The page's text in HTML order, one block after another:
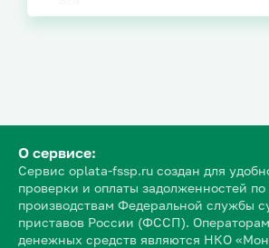
О сервисе:
Сервис oplata-fssp.ru создан для
проверки и оплаты задолженностей
производствам Федеральной службы
приставов России (ФССП).
денежных средств являются НКО